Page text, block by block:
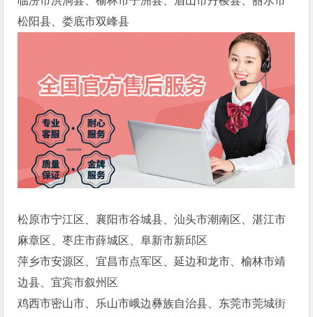
松阳县、娄底市双峰县
松原市宁江区、襄阳市谷城县、汕头市潮南区、湛江市
麻章区、枣庄市薛城区、阜新市新邱区
萍乡市安源区、宜昌市点军区、延边和龙市、榆林市靖
边县、宜宾市叙州区
鸡西市密山市、乐山市峨边彝族自治县、东莞市莞城街